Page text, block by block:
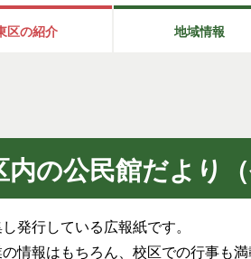
区の紹介 地域情報
内の公民館だより（
発行している広報紙です。
情報はもちろん、校区での行事も満